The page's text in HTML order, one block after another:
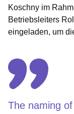
Koschny im
Betriebsleiters
eingeladen, um
The naming